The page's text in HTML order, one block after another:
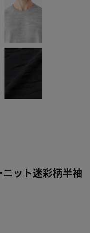
ニット迷彩柄半袖